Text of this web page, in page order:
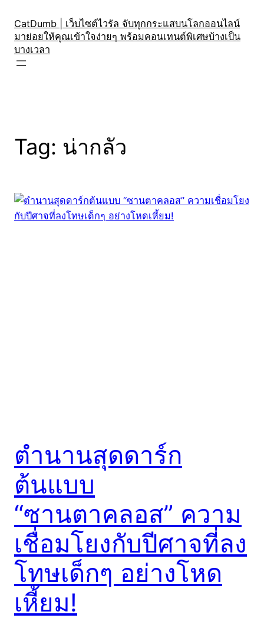
content
CatDumb | เว็บไซต์ไวรัล จับทุกกระแสบนโลกออนไลน์
มาย่อยให้คุณเข้าใจง่ายๆ พร้อมคอนเทนต์พิเศษบ้างเป็น
บางเวลา
Tag: น่ากลัว
ตำนานสุดดาร์ก
ต้นแบบ
“ซานตาคลอส” ความ
เชื่อมโยงกับปีศาจที่ลง
โทษเด็กๆ อย่างโหด
เหี้ยม!